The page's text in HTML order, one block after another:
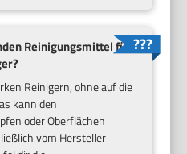
Reinigungsmittel für
Reinigern, ohne auf die
kann den
oder Oberflächen
vom Hersteller